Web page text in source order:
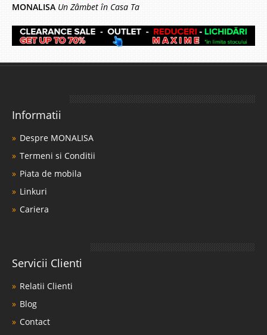
MONALISA Un Zâmbet în Casa Ta
Informatii
Despre MONALISA
Termeni si Conditii
Piata de mobila
Linkuri
Cariera
Servicii Clienti
Relatii Clienti
Blog
Contact